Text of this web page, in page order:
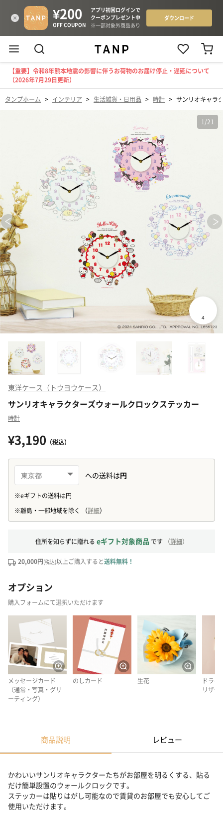
【重要】令和8年熊本地震の影響に伴うお荷物のお届け停止・遅延について
（2026年7月29日更新）
タンプホーム > インテリア > 生活雑貨・日用品 > 時計 > サンリオキャラ
1 /21
東洋ケース（トウヨウケース）
サンリオキャラクターズウォールクロックステッカー
時計
¥3,190 （税込）
住所を知らずに贈れる eギフト対象商品 です （詳細）
20,000円(税込)以上ご購入すると送料無料！
オプション
購入フォームにて選択いただけます
メッセージカード
（通常・写真・グリ
ーティング）
のしカード 生花
ドライ
リザー
商品説明 レビュー
かわいいサンリオキャラクターたちがお部屋を明るくする、貼る
だけ簡単設置のウォールクロックです。
ステッカーは貼りはがし可能なので賃貸のお部屋でも安心してご
使用いただけます。